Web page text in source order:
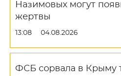
Назимовых могут
жертвы
13:08 04.08.2026
ФСБ сорвала в Крыму